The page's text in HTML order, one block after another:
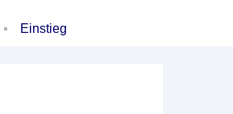
Einstieg